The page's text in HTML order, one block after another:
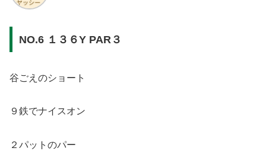
NO.6 １３６Y PAR３
谷ごえのショート
９鉄でナイスオン
２パットのパー